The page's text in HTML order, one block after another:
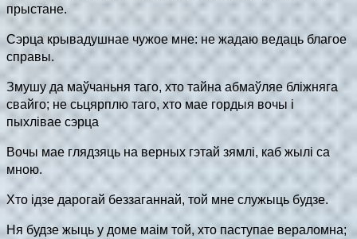
прыстане.
Сэрца крывадушнае чужое мне: не жадаю ведаць благое
справы.
Змушу да маўчаньня таго, хто тайна абмаўляе бліжняга
свайго; не сьцярплю таго, хто мае гордыя вочы і
пыхлівае сэрца
Вочы мае глядзяць на верных гэтай зямлі, каб жылі са
мною.
Хто iдзе дарогай беззаганнай, той мне служыць будзе.
Ня будзе жыць у доме маім той, хто паступае вераломна;